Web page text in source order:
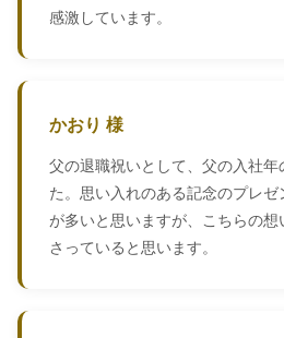
感激しています。
かおり 様
父の退職祝いとして、父の入社年
た。思い入れのある記念のプレ
が多いと思いますが、こちらの
さっていると思います。